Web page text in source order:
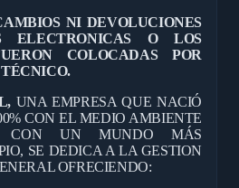
NI DEVOLUCIONES
O LOS
COLOCADAS POR
UNA EMPRESA QUE NACIÓ
CON EL MEDIO AMBIENTE
CON UN MUNDO MÁS
SE DEDICA A LA GESTION
OFRECIENDO: